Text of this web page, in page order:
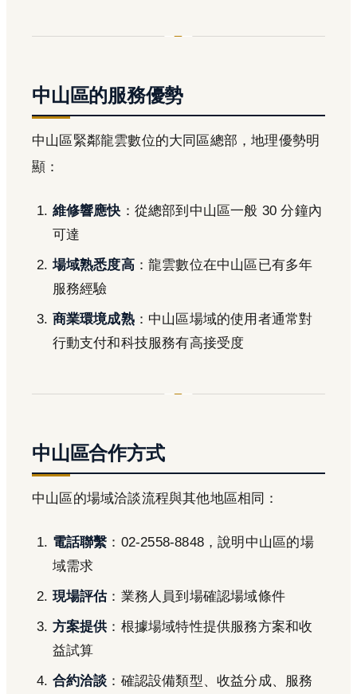
中山區的服務優勢
中山區緊鄰龍雲數位的大同區總部，地理優勢明
顯：
維修響應快 ：從總部到中山區一般 30 分鐘內
可達
場域熟悉度高：龍雲數位在中山區已有多年
服務經驗
商業環境成熟：中山區場域的使用者通常對
行動支付和科技服務有高接受度
中山區合作方式
中山區的場域洽談流程與其他地區相同：
電話聯繫 ：02-2558-8848，說明中山區的場
域需求
現場評估：業務人員到場確認場域條件
方案提供：根據場域特性提供服務方案和收
益試算
合約洽談 ：確認設備類型、收益分成、服務